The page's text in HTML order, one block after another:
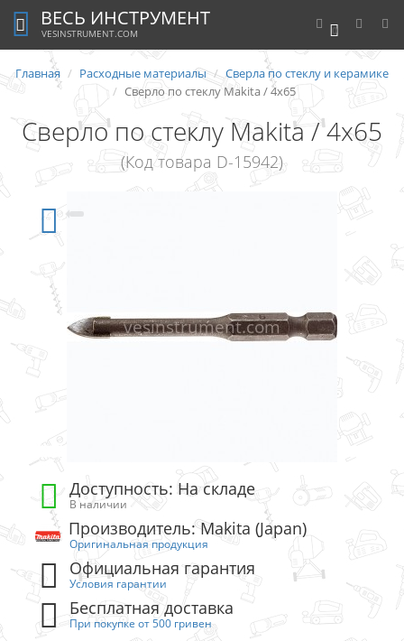
0
ВЕСЬ ИНСТРУМЕНТ
VESINSTRUMENT.COM
Главная Расходные материалы
Сверла по стеклу и керамике
Сверло по стеклу Makita / 4х65
Сверло по стеклу Makita / 4х65
(Код товара D-15942)
Доступность: На складе
В наличии
Производитель: Makita (Japan)
Оригинальная продукция
Официальная гарантия
Условия гарантии
Бесплатная доставка
При покупке от 500 гривен